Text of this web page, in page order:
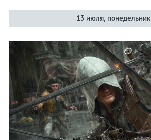
13 июля, понедельник